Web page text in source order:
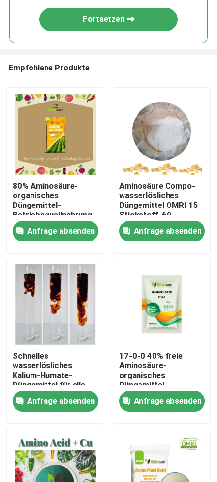
Nach Hause
Über uns
Kontakte
Produkte
Saures organisches Humindüngemittel
Aminosäure-organisches Düngemittel
Stickstoff-organisches Düngemittel
Meerespflanzen-Auszug-Pulver-Düngemittel
Saures Pulver Fulvic
Fortsetzen
Empfohlene Produkte
80% Aminosäure-
organisches
Düngemittel-
Betriebsquellnahrung
Anfrage absenden
Aminosäure Compo-
wasserlösliches
Düngemittel OMRI 15
Stickstoff-60
Anfrage absenden
Schnelles
wasserlösliches
Kalium-Humate-
Düngemittel für alle
Ernten
Anfrage absenden
17-0-0 40% freie
Aminosäure-
organisches
Düngemittel
Anfrage absenden